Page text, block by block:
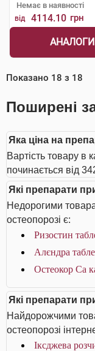
Немає в наявності
від 4114.10 грн
АНАЛОГИ
Показано 18 з 18
Поширені
Яка ціна на
Вартість товару в
починається від
Які препарати
Недорогими
остеопорозі є:
Ризостин
Алєндра
Остеокор Cа
Які препарати
Найдорожчими
остеопорозі
Іксджева